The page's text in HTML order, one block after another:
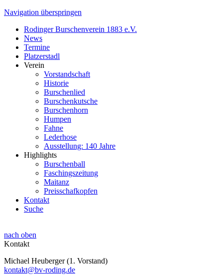
Navigation überspringen
Rodinger Burschenverein 1883 e.V.
News
Termine
Platzerstadl
Verein
Vorstandschaft
Historie
Burschenlied
Burschenkutsche
Burschenhorn
Humpen
Fahne
Lederhose
Ausstellung: 140 Jahre
Highlights
Burschenball
Faschingszeitung
Maitanz
Preisschafkopfen
Kontakt
Suche
nach oben
Kontakt
Michael Heuberger (1. Vorstand)
kontakt@bv-roding.de